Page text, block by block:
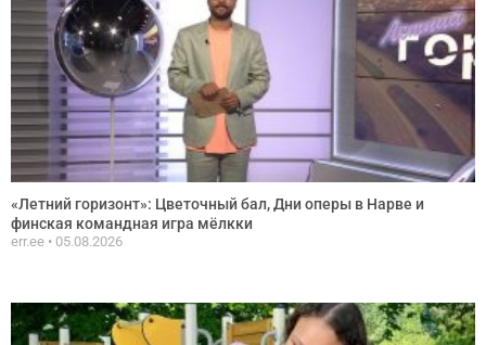
«Летний горизонт»: Цветочный бал, Дни оперы в Нарве и
финская командная игра мёлкки
err.ee 05.08.2026